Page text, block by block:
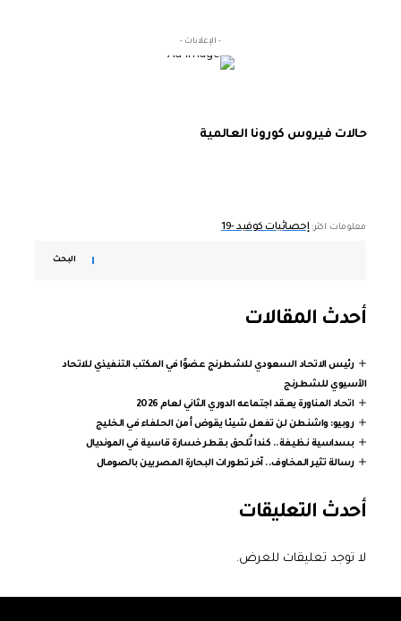
- الإعلانات -
حالات فيروس كورونا العالمية
معلومات اكثر:إحصائيات كوفيد -19
البحث
أحدث المقالات
رئيس الاتحاد السعودي للشطرنج عضوًا في المكتب التنفيذي للاتحاد
الآسيوي للشطرنج
اتحاد المناورة يعقد اجتماعه الدوري الثاني لعام 2026
روبيو: واشنطن لن تفعل شيئا يقوض أمن الحلفاء في الخليج
بسداسية نظيفة.. كندا تُلحق بقطر خسارة قاسية في المونديال
رسالة تثير المخاوف.. آخر تطورات البحارة المصريين بالصومال
أحدث التعليقات
لا توجد تعليقات للعرض.